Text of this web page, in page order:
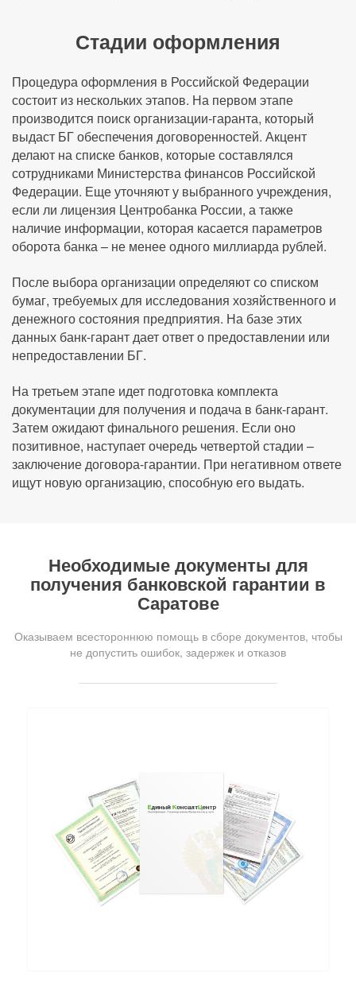
Стадии оформления
Процедура оформления в Российской Федерации
состоит из нескольких этапов. На первом этапе
производится поиск организации-гаранта, который
выдаст БГ обеспечения договоренностей. Акцент
делают на списке банков, которые составлялся
сотрудниками Министерства финансов Российской
Федерации. Еще уточняют у выбранного учреждения,
если ли лицензия Центробанка России, а также
наличие информации, которая касается параметров
оборота банка – не менее одного миллиарда рублей.
После выбора организации определяют со списком
бумаг, требуемых для исследования хозяйственного и
денежного состояния предприятия. На базе этих
данных банк-гарант дает ответ о предоставлении или
непредоставлении БГ.
На третьем этапе идет подготовка комплекта
документации для получения и подача в банк-гарант.
Затем ожидают финального решения. Если оно
позитивное, наступает очередь четвертой стадии –
заключение договора-гарантии. При негативном ответе
ищут новую организацию, способную его выдать.
Необходимые документы для
получения банковской гарантии в
Саратове
Оказываем всестороннюю помощь в сборе документов, чтобы
не допустить ошибок, задержек и отказов